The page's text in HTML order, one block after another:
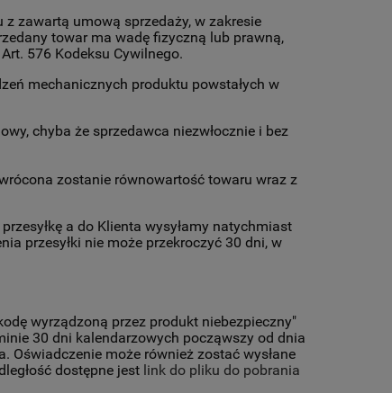
zawartą umową sprzedaży, w zakresie
towar ma wadę fizyczną lub prawną,
576 Kodeksu Cywilnego.
mechanicznych produktu powstałych w
chyba że sprzedawca niezwłocznie i bez
zostanie równowartość towaru wraz z
a do Klienta wysyłamy natychmiast
przesyłki nie może przekroczyć 30 dni, w
wyrządzoną przez produkt niebezpieczny"
30 dni kalendarzowych począwszy od dnia
Oświadczenie może również zostać wysłane
dostępne jest link do pliku do pobrania